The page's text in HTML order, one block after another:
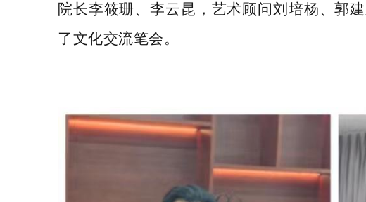
院长李筱珊、李云昆，艺术顾问刘培杨、郭
了文化交流笔会。